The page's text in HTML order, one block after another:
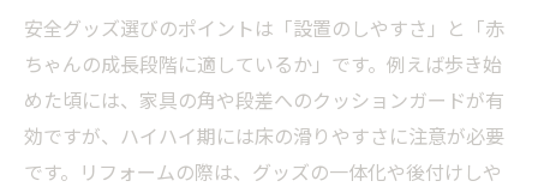
安全グッズ選びのポイントは「設置のしやすさ」と「赤
ちゃんの成長段階に適しているか」です。例えば歩き始
めた頃には、家具の角や段差へのクッションガードが有
効ですが、ハイハイ期には床の滑りやすさに注意が必要
です。リフォームの際は、グッズの一体化や後付けしや